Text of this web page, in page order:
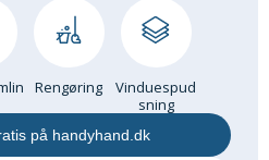
Rengøring
Vinduespud
sning
på handyhand.dk